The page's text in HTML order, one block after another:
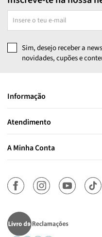
Sim, desejo receber a
novidades, cupões e
Informação
Atendimento
A Minha Conta